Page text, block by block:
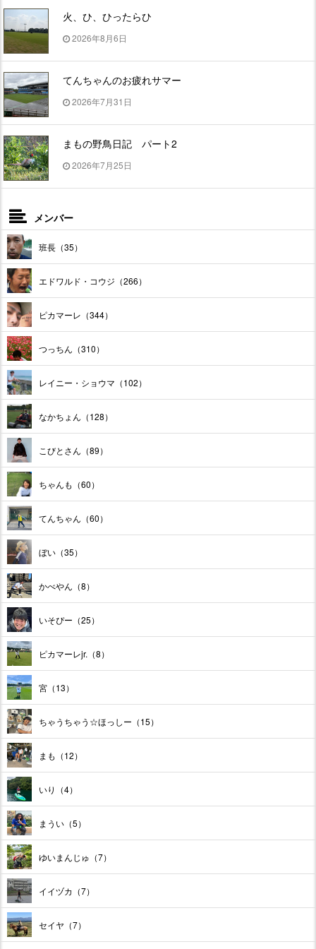
火、ひ、ひったらひ
2026年8月6日
てんちゃんのお疲れサマー
2026年7月31日
まもの野鳥日記 パート2
2026年7月25日
メンバー
班長（35）
エドワルド・コウジ（266）
ピカマーレ（344）
つっちん（310）
レイニー・ショウマ（102）
なかちょん（128）
こびとさん（89）
ちゃんも（60）
てんちゃん（60）
ぼい（35）
かべやん（8）
いそぴー（25）
ピカマーレjr.（8）
宮（13）
ちゃうちゃう☆ほっしー（15）
まも（12）
いり（4）
まうい（5）
ゆいまんじゅ（7）
イイヅカ（7）
セイヤ（7）